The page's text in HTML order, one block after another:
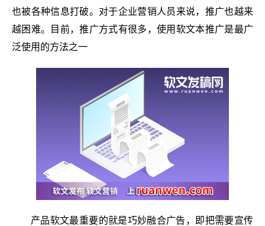
也被各种信息打破。对于企业营销人员来说，推广也越来
越困难。目前，推广方式有很多，使用软文本推广是最广
泛使用的方法之一
产品软文最重要的就是巧妙融合广告，即把需要宣传